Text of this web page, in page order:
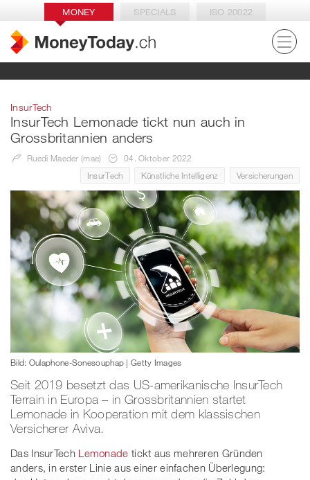
MONEY SPECIALS ISO 20022
InsurTech
InsurTech Lemonade tickt nun auch in
Grossbritannien anders
Ruedi Maeder (mae)
04. Oktober 2022
InsurTech
Künstliche Intelligenz Versicherungen
Bild: Oulaphone-Sonesouphap | Getty Images
Seit 2019 besetzt das US-amerikanische InsurTech
Terrain in Europa – in Grossbritannien startet
Lemonade in Kooperation mit dem klassischen
Versicherer Aviva.
Das InsurTech Lemonade tickt aus mehreren Gründen
anders, in erster Linie aus einer einfachen Überlegung: